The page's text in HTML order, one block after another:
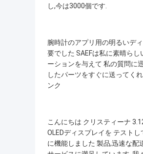
し,今は3000個です.
腕時計のアプリ用の明るいデ
要でした SAEFは私に素晴らし
ーションを与えて 私の質問に
したパーツをすぐに送ってく
ンク
こんにちは クリスティーナ
OLEDディスプレイを テストし
に機能しました 製品,迅速な配